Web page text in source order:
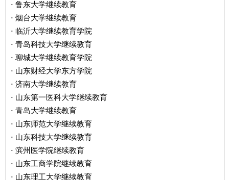
· 鲁东大学继续教育
· 烟台大学继续教育
· 临沂大学继续教育学院
· 青岛科技大学继续教育
· 聊城大学继续教育学院
· 山东财经大学东方学院
· 济南大学继续教育
· 山东第一医科大学继续教育
· 青岛大学继续教育
· 山东师范大学继续教育
· 山东科技大学继续教育
· 滨州医学院继续教育
· 山东工商学院继续教育
· 山东理工大学继续教育